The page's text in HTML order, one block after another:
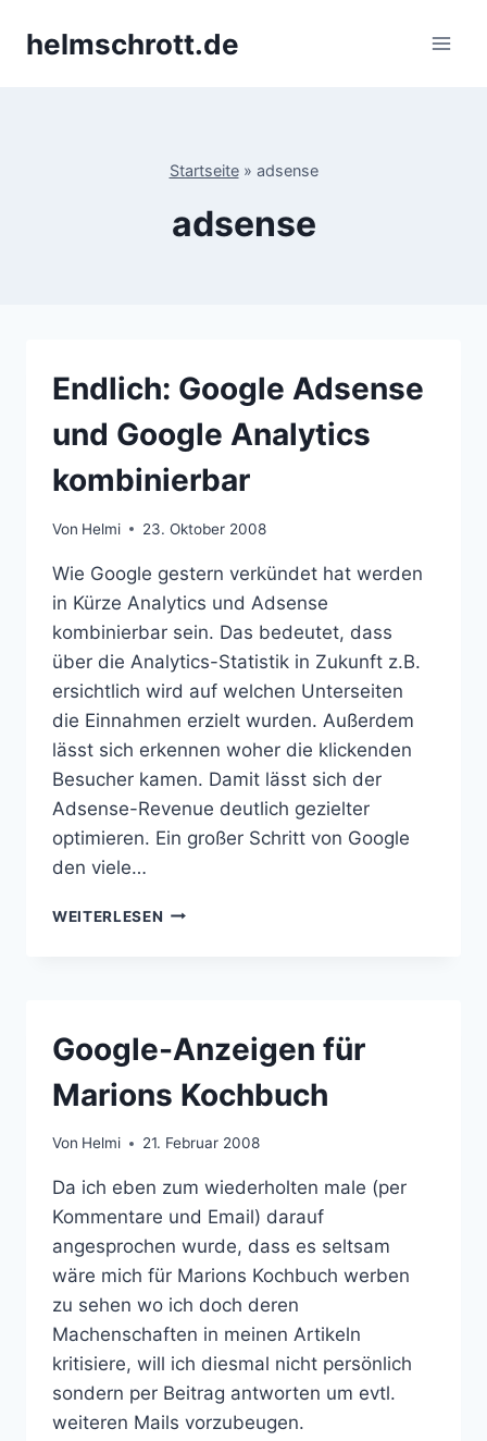
Inhalthelmschrott.de
Startseite» adsense
adsense
Endlich: Google Adsense
und Google Analytics
kombinierbar
Von Helmi 23. Oktober 2008
Wie Google gestern verkündet hat werden
in Kürze Analytics und Adsense
kombinierbar sein. Das bedeutet, dass
über die Analytics-Statistik in Zukunft z.B.
ersichtlich wird auf welchen Unterseiten
die Einnahmen erzielt wurden. Außerdem
lässt sich erkennen woher die klickenden
Besucher kamen. Damit lässt sich der
Adsense-Revenue deutlich gezielter
optimieren. Ein großer Schritt von Google
den viele…
WEITERLESEN ENDLICH:
KOMBINIERBAR
Google-Anzeigen für
Marions Kochbuch
Von Helmi 21. Februar 2008
Da ich eben zum wiederholten male (per
Kommentare und Email) darauf
angesprochen wurde, dass es seltsam
wäre mich für Marions Kochbuch werben
zu sehen wo ich doch deren
Machenschaften in meinen Artikeln
kritisiere, will ich diesmal nicht persönlich
sondern per Beitrag antworten um evtl.
weiteren Mails vorzubeugen.